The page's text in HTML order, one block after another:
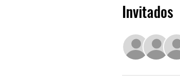
Invitados